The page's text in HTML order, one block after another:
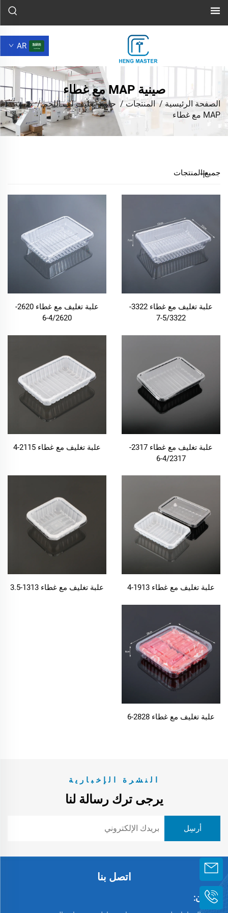
AR
صينية MAP مع غطاء
الصفحة الرئيسية / المنتجات/ حاوية تغليف لف اللحم/صينية
MAP مع غطاء
جميع المنتجات
علبة تغليف مع غطاء 3322-
5/3322-7
علبة تغليف مع غطاء 2620-
4/2620-6
علبة تغليف مع غطاء 2317-
4/2317-6
علبة تغليف مع غطاء 2115-4
علبة تغليف مع غطاء 1913-4 علبة تغليف مع غطاء 1313-3.5
علبة تغليف مع غطاء 2828-6
النشرة الإخبارية
يرجى ترك رسالة لنا
اتصل بنا
العنوان: